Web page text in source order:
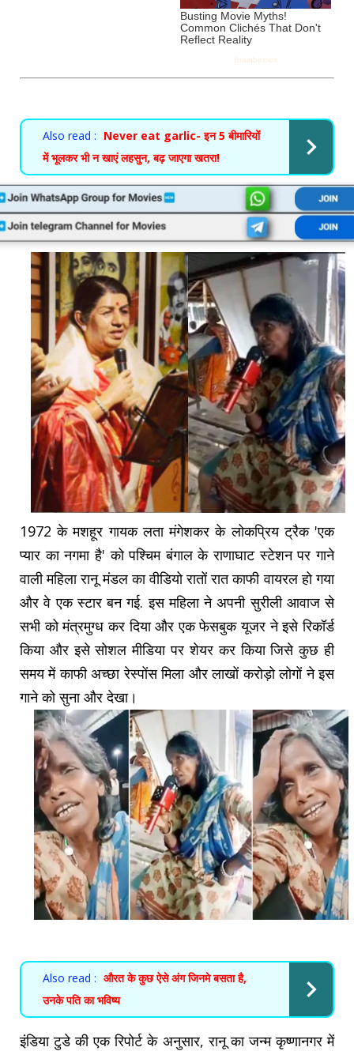
Also read : Never eat garlic- इन 5 बीमारियों
में भूलकर भी न खाएं लहसुन, बढ़ जाएगा खतरा!
1972 के मशहूर गायक लता मंगेशकर के लोकप्रिय ट्रैक 'एक
प्यार का नगमा है' को पश्चिम बंगाल के राणाघाट स्टेशन पर गाने
वाली महिला रानू मंडल का वीडियो रातों रात काफी वायरल हो गया
और वे एक स्टार बन गई. इस महिला ने अपनी सुरीली आवाज से
सभी को मंत्रमुग्ध कर दिया और एक फेसबुक यूजर ने इसे रिकॉर्ड
किया और इसे सोशल मीडिया पर शेयर कर किया जिसे कुछ ही
समय में काफी अच्छा रेस्पोंस मिला और लाखों करोड़ो लोगों ने इस
गाने को सुना और देखा।
Also read : औरत के कुछ ऐसे अंग जिनमे बसता है,
उनके पति का भविष्य
इंडिया टुडे की एक रिपोर्ट के अनुसार, रानू का जन्म कृष्णानगर में